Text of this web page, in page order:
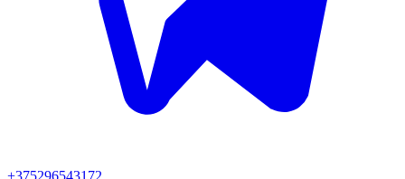
+375296543172